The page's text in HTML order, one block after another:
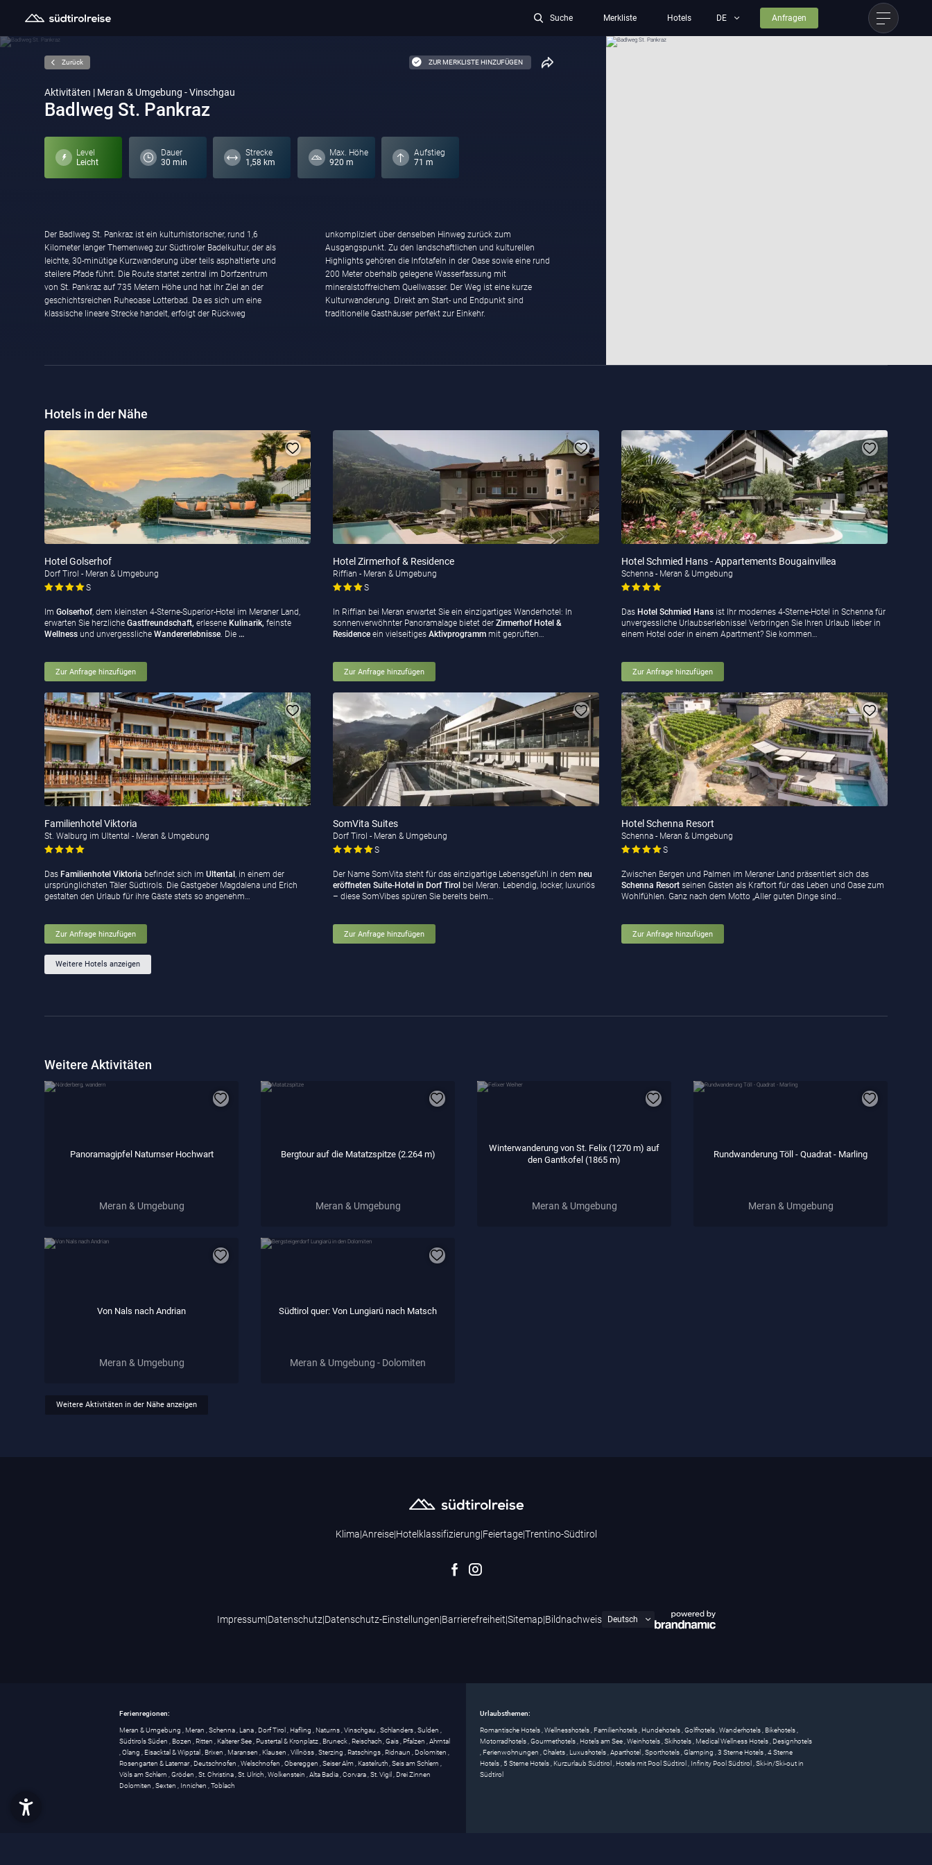
Suche Merkliste Hotels Anfragen
ZUR MERKLISTE HINZUFÜGEN
Zurück
Aktivitäten | Meran & Umgebung - Vinschgau
Badlweg St. Pankraz
Level
Leicht
Dauer
30 min
Strecke
1,58 km
Max. Höhe
920 m
Aufstieg
71 m
Der Badlweg St. Pankraz ist ein kulturhistorischer, rund 1,6
Kilometer langer Themenweg zur Südtiroler Badelkultur, der als
leichte, 30-minütige Kurzwanderung über teils asphaltierte und
steilere Pfade führt. Die Route startet zentral im Dorfzentrum
von St. Pankraz auf 735 Metern Höhe und hat ihr Ziel an der
geschichtsreichen Ruheoase Lotterbad. Da es sich um eine
klassische lineare Strecke handelt, erfolgt der Rückweg
unkompliziert über denselben Hinweg zurück zum
Ausgangspunkt. Zu den landschaftlichen und kulturellen
Highlights gehören die Infotafeln in der Oase sowie eine rund
200 Meter oberhalb gelegene Wasserfassung mit
mineralstoffreichem Quellwasser. Der Weg ist eine kurze
Kulturwanderung. Direkt am Start- und Endpunkt sind
traditionelle Gasthäuser perfekt zur Einkehr.
Hotels in der Nähe
Hotel Golserhof
Dorf Tirol - Meran & Umgebung
S
Im Golserhof, dem kleinsten 4-Sterne-Superior-Hotel im Meraner Land,
erwarten Sie herzliche Gastfreundschaft, erlesene Kulinarik, feinste
Wellness und unvergessliche Wandererlebnisse. Die …
Zur Anfrage hinzufügen
Hotel Zirmerhof & Residence
Riffian - Meran & Umgebung
S
In Riffian bei Meran erwartet Sie ein einzigartiges Wanderhotel: In
sonnenverwöhnter Panoramalage bietet der Zirmerhof Hotel &
Residenceein vielseitiges Aktivprogrammmit geprüften…
Zur Anfrage hinzufügen
Hotel Schmied Hans - Appartements Bougainvillea
Schenna - Meran & Umgebung
Das Hotel Schmied Hansist Ihr modernes 4-Sterne-Hotel in Schenna für
unvergessliche Urlaubserlebnisse! Verbringen Sie Ihren Urlaub lieber in
einem Hotel oder in einem Apartment? Sie kommen…
Zur Anfrage hinzufügen
Familienhotel Viktoria
St. Walburg im Ultental - Meran & Umgebung
Das Familienhotel Viktoria befindet sich im Ultental , in einem der
ursprünglichsten Täler Südtirols. Die Gastgeber Magdalena und Erich
gestalten den Urlaub für ihre Gäste stets so angenehm…
Zur Anfrage hinzufügen
SomVita Suites
Dorf Tirol - Meran & Umgebung
S
Der Name SomVita steht für das einzigartige Lebensgefühl in dem neu
eröffneten Suite-Hotel in Dorf Tirol bei Meran. Lebendig, locker, luxuriös
– diese SomVibes spüren Sie bereits beim…
Zur Anfrage hinzufügen
Hotel Schenna Resort
Schenna - Meran & Umgebung
S
Zwischen Bergen und Palmen im Meraner Land präsentiert sich das
Schenna Resortseinen Gästen als Kraftort für das Leben und Oase zum
Wohlfühlen. Ganz nach dem Motto „Aller guten Dinge sind…
Zur Anfrage hinzufügen
Weitere Hotels anzeigen
Weitere Aktivitäten
Panoramagipfel Naturnser Hochwart
Meran & Umgebung
Bergtour auf die Matatzspitze (2.264 m)
Meran & Umgebung
Winterwanderung von St. Felix (1270 m) auf
den Gantkofel (1865 m)
Meran & Umgebung
Rundwanderung Töll - Quadrat - Marling
Meran & Umgebung
Von Nals nach Andrian
Meran & Umgebung
Südtirol quer: Von Lungiarü nach Matsch
Meran & Umgebung - Dolomiten
Weitere Aktivitäten in der Nähe anzeigen
Klima|Anreise|Hotelklassifizierung|Feiertage|Trentino-Südtirol
Impressum|Datenschutz|Datenschutz-Einstellungen|Barrierefreiheit|Sitemap|Bildnachweis
Ferienregionen:
Meran & Umgebung , Meran ,Schenna, Lana, Dorf Tirol, Hafling , Naturns,Vinschgau ,Schlanders,Sulden ,
Südtirols Süden , Bozen ,Ritten , Kalterer See, Pustertal & Kronplatz, Bruneck,Reischach,Gais, Pfalzen ,Ahrntal
,Olang , Eisacktal & Wipptal, Brixen , Maransen , Klausen ,Villnöss,Sterzing ,Ratschings,Ridnaun , Dolomiten ,
Rosengarten & Latemar, Deutschnofen ,Welschnofen ,Obereggen ,Seiser Alm, Kastelruth,Seis am Schlern ,
Völs am Schlern ,Gröden ,St. Christina,St. Ulrich,Wolkenstein ,Alta Badia,Corvara,St. Vigil, Drei Zinnen
Dolomiten ,Sexten , Innichen ,Toblach
Urlaubsthemen:
Romantische Hotels,Wellnesshotels, Familienhotels, Hundehotels,Golfhotels,Wanderhotels, Bikehotels,
Motorradhotels,Gourmethotels, Hotels am See,Weinhotels,Skihotels, Medical Wellness Hotels, Designhotels
, Ferienwohnungen ,Chalets, Luxushotels,Aparthotel,Sporthotels,Glamping ,3 Sterne Hotels,4 Sterne
Hotels, 5 Sterne Hotels, Kurzurlaub Südtirol, Hotels mit Pool Südtirol, Infinity Pool Südtirol,Ski-in/Ski-out in
Südtirol